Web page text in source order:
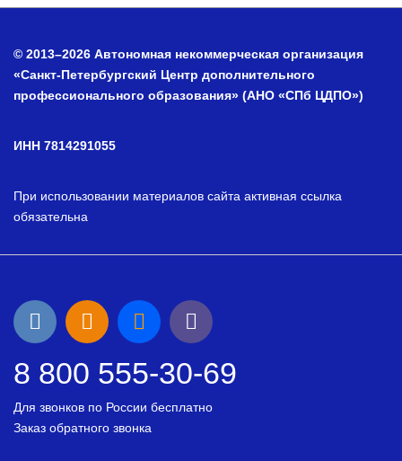
© 2013–2026 Автономная некоммерческая организация
«Санкт-Петербургский Центр дополнительного
профессионального образования» (АНО «СПб ЦДПО»)
ИНН 7814291055
При использовании материалов сайта активная ссылка
обязательна
8 800 555-30-69
Для звонков по России бесплатно
Заказ обратного звонка